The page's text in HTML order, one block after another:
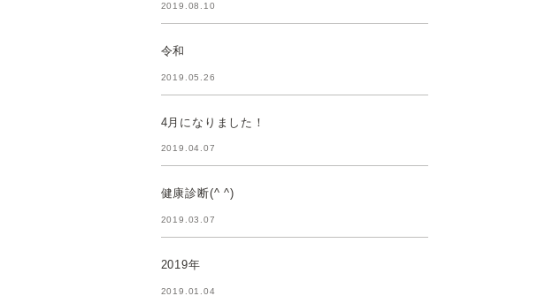
2019.08.10
令和
2019.05.26
4月になりました！
2019.04.07
健康診断(^ ^)
2019.03.07
2019年
2019.01.04